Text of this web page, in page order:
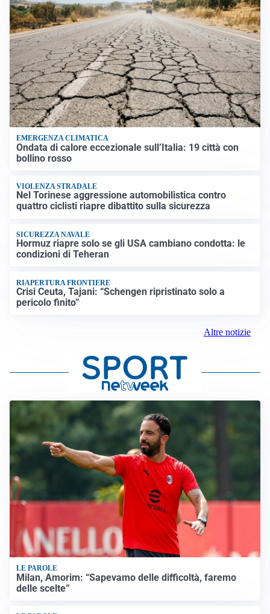
EMERGENZA CLIMATICA
Ondata di calore eccezionale sull’Italia: 19 città con
bollino rosso
VIOLENZA STRADALE
Nel Torinese aggressione automobilistica contro
quattro ciclisti riapre dibattito sulla sicurezza
SICUREZZA NAVALE
Hormuz riapre solo se gli USA cambiano condotta: le
condizioni di Teheran
RIAPERTURA FRONTIERE
Crisi Ceuta, Tajani: “Schengen ripristinato solo a
pericolo finito”
Altre notizie
LE PAROLE
Milan, Amorim: “Sapevamo delle difficoltà, faremo
delle scelte”